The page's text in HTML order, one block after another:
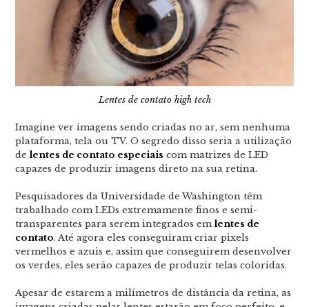
Lentes de contato high tech
Imagine ver imagens sendo criadas no ar, sem nenhuma
plataforma, tela ou TV. O segredo disso seria a utilização
delentes de contato especiais com matrizes de LED
capazes de produzir imagens direto na sua retina.
Pesquisadores da Universidade de Washington têm
trabalhado com LEDs extremamente finos e semi-
transparentes para serem integrados emlentes de
contato. Até agora eles conseguiram criar pixels
vermelhos e azuis e, assim que conseguirem desenvolver
os verdes, eles serão capazes de produzir telas coloridas.
Apesar de estarem a milímetros de distância da retina, as